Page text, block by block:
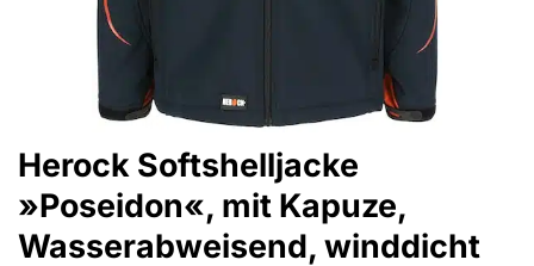
Herock Softshelljacke
»Poseidon«, mit Kapuze,
Wasserabweisend, winddicht